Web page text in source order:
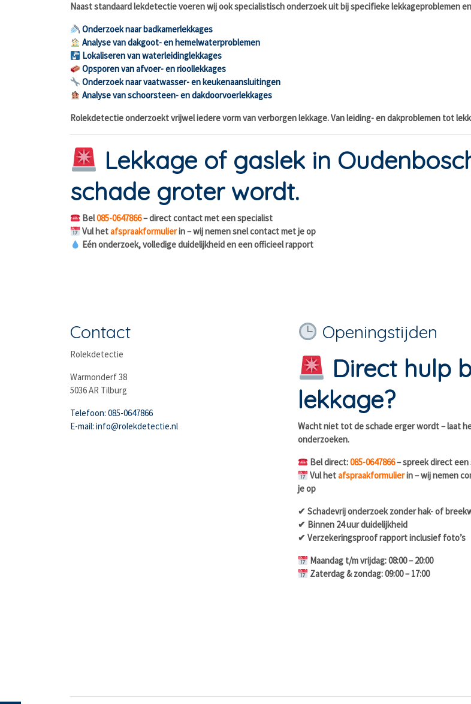
Naast standaard lekdetectie voeren wij ook specialistisch onderzoek uit bij specifieke lekkageproblemen
Onderzoek naar badkamerlekkages
Analyse van dakgoot- en hemelwaterproblemen
Lokaliseren van waterleidinglekkages
Opsporen van afvoer- en rioollekkages
Onderzoek naar vaatwasser- en keukenaansluitingen
Analyse van schoorsteen- en dakdoorvoerlekkages
Rolekdetectie onderzoekt vrijwel iedere vorm van verborgen lekkage. Van leiding- en dakproblemen tot
Lekkage of gaslek in
schade groter wordt.
Bel085-0647866– direct contact met een specialist
Vul hetafspraakformulierin – wij nemen snel contact met je op
Eén onderzoek, volledige duidelijkheid en een officieel rapport
Contact
Rolekdetectie
Warmonderf 38
5036 AR Tilburg
Telefoon: 085-0647866
E-mail: info@rolekdetectie.nl
Openingstijden
Direct hulp
lekkage?
Wacht niet tot de schade erger wordt – laat
onderzoeken.
Bel direct:085-0647866– spreek direct
Vul hetafspraakformulierin – wij nemen
je op
✔ Schadevrij onderzoek zonder hak- of
✔ Binnen 24 uur duidelijkheid
✔ Verzekeringsproof rapport inclusief foto’s
Maandag t/m vrijdag: 08:00 – 20:00
Zaterdag & zondag: 09:00 – 17:00